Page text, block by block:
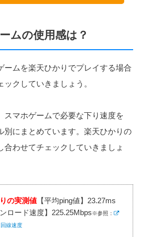
ムの使用感は？
ームを楽天ひかりでプレイする場合
ックしていきましょう。
スマホゲームで必要な下り速度を
別にまとめています。楽天ひかりの
合わせてチェックしていきましょ
の実測値 【平均ping値】23.27ms
ンロード速度】225.25Mbps※参照：
線速度